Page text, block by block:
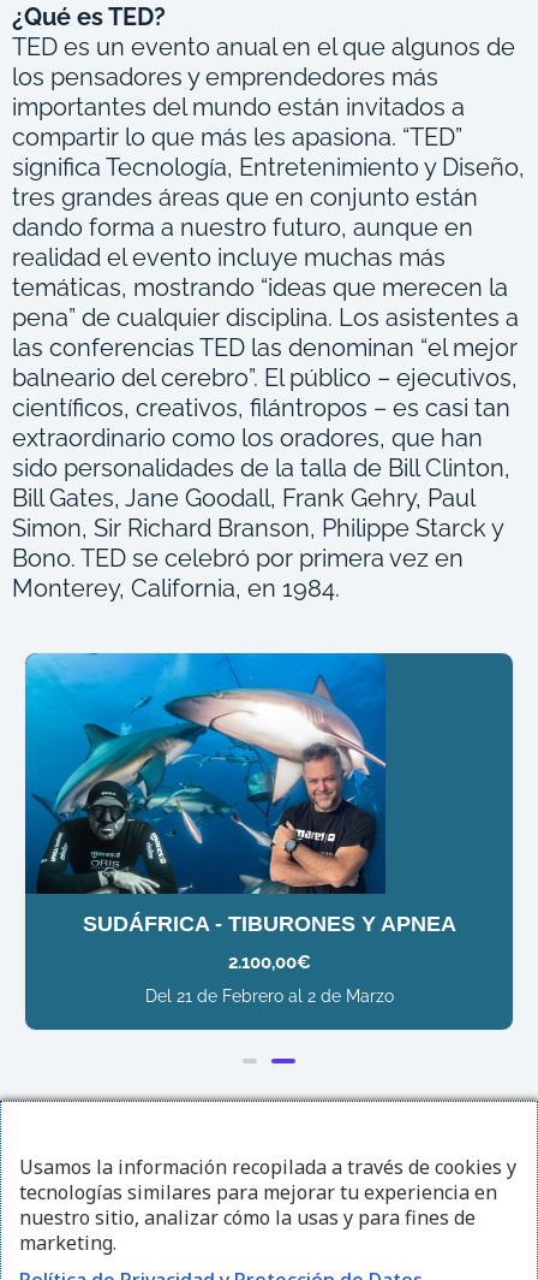
¿Qué es TED?
TED es un evento anual en el que algunos de
los pensadores y emprendedores más
importantes del mundo están invitados a
compartir lo que más les apasiona. “TED”
significa Tecnología, Entretenimiento y Diseño,
tres grandes áreas que en conjunto están
dando forma a nuestro futuro, aunque en
realidad el evento incluye muchas más
temáticas, mostrando “ideas que merecen la
pena” de cualquier disciplina. Los asistentes a
las conferencias TED las denominan “el mejor
balneario del cerebro”. El público – ejecutivos,
científicos, creativos, filántropos – es casi tan
extraordinario como los oradores, que han
sido personalidades de la talla de Bill Clinton,
Bill Gates, Jane Goodall, Frank Gehry, Paul
Simon, Sir Richard Branson, Philippe Starck y
Bono. TED se celebró por primera vez en
Monterey, California, en 1984.
SUDÁFRICA - TIBURONES Y APNEA
2.100,00€
Del 21 de Febrero al 2 de Marzo
I
F
Y
Usamos la información recopilada a través de cookies y
tecnologías similares para mejorar tu experiencia en
nuestro sitio, analizar cómo la usas y para fines de
marketing.